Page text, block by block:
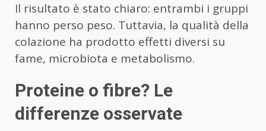
Il risultato è stato chiaro: entrambi i gruppi
hanno perso peso. Tuttavia, la qualità della
colazione ha prodotto effetti diversi su
fame, microbiota e metabolismo.
Proteine o fibre? Le
differenze osservate